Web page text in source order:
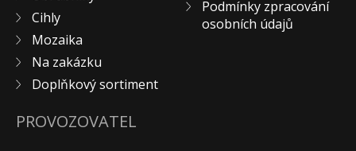
Cihly
Mozaika
Na zakázku
Doplňkový sortiment
Podmínky zpracování
osobních údajů
PROVOZOVATEL